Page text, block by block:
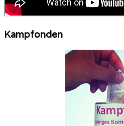
Kampfonden